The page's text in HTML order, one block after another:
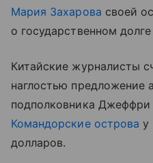
Мария Захарова своей
о государственном долге
Китайские журналисты
наглостью предложение
подполковника
Командорские острова у
долларов.